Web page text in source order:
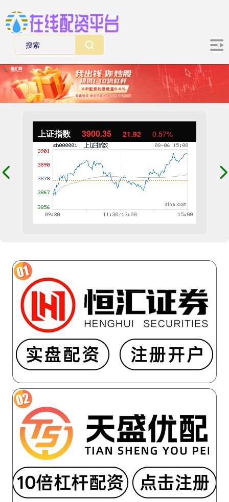
上证指数 3900.35 21.92 0.57%